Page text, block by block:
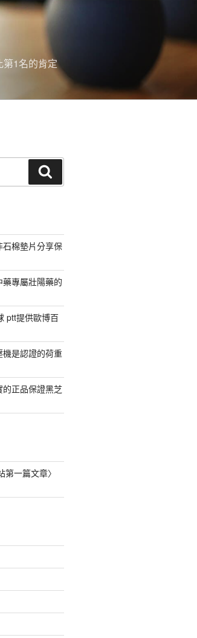
第1名的肯定
尋
棉墊片分享保
專屬壯陽藥的
ptt提供歐博百
是認證的荷重
正品保證黑芝
第一篇文章〉